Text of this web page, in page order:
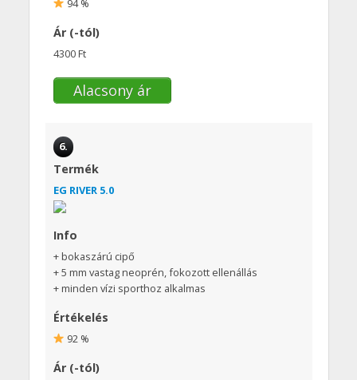
Ár (-tól)
4300 Ft
Alacsony ár
6.
Termék
EG RIVER 5.0
Info
+ bokaszárú cipő
+ 5 mm vastag neoprén, fokozott ellenállás
+ minden vízi sporthoz alkalmas
Értékelés
92 %
Ár (-tól)